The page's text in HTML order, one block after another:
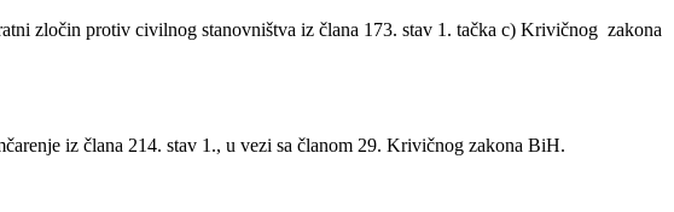
zločin protiv civilnog stanovništva iz člana 173. stav 1. tačka c) Krivičnog zakona
iz člana 214. stav 1., u vezi sa članom 29. Krivičnog zakona BiH.